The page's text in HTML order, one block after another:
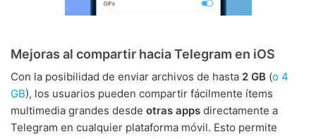
Mejoras al compartir hacia Telegram en iOS
Con la posibilidad de enviar archivos de hasta 2 GB (o 4
GB), los usuarios pueden compartir fácilmente ítems
multimedia grandes desde otras apps directamente a
Telegram en cualquier plataforma móvil. Esto permite